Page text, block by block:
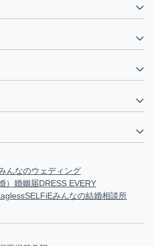
んなのウェディング
婚姻届DRESS EVERY
SELFiEみんなの結婚相談所